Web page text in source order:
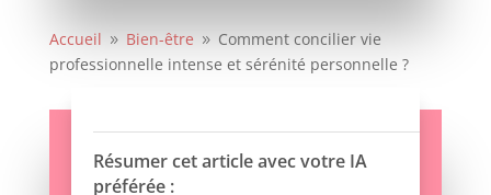
Accueil 9 Bien-être 9 Comment concilier vie
professionnelle intense et sérénité personnelle ?
Résumer cet article avec votre IA
préférée :